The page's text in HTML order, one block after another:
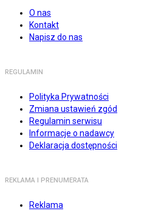
O nas
Kontakt
Napisz do nas
REGULAMIN
Polityka Prywatności
Zmiana ustawień zgód
Regulamin serwisu
Informacje o nadawcy
Deklaracja dostępności
REKLAMA I PRENUMERATA
Reklama